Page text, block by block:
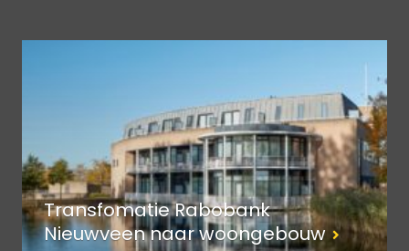
Transfomatie Rabobank
Nieuwveen naar woongebouw